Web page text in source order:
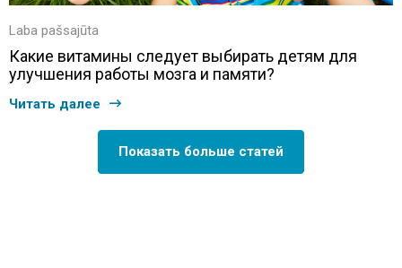
Laba pašsajūta
Какие витамины следует выбирать детям для
улучшения работы мозга и памяти?
Читать далее
Показать больше статей